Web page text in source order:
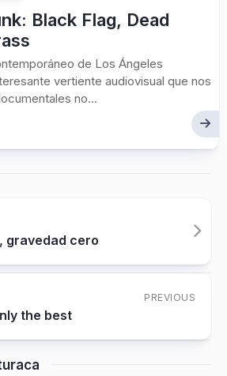
Black Flag, Dead
de Los Ángeles
vertiente audiovisual que nos
no...
gravedad cero
PREVIOUS
the best